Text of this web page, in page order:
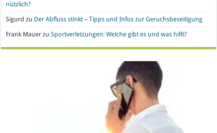
nützlich?
Sigurd zu Der Abfluss stinkt – Tipps und Infos zur Geruchsbeseitigung
Frank Mauer zuSportverletzungen: Welche gibt es und was hilft?